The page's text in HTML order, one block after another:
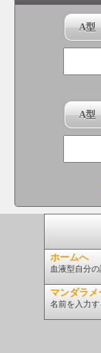
A型
A型
ホームへ
血液型自分
マンダラメ
名前を入力